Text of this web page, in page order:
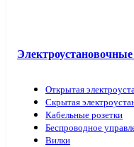
Открытая
Скрытая
Кабельные розетки
Беспроводное
Вилки